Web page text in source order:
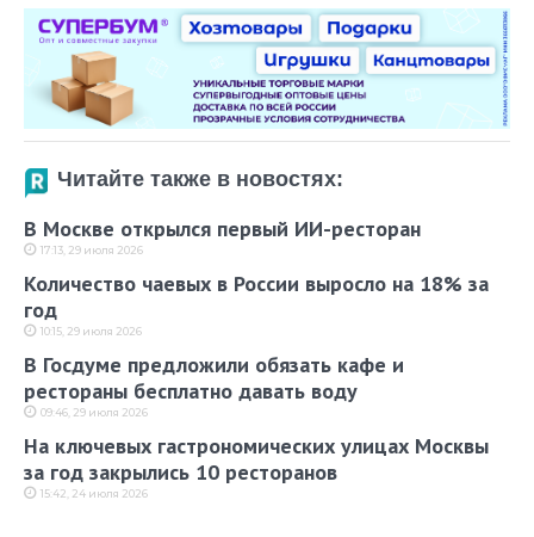
Читайте также в новостях:
В Москве открылся первый ИИ-ресторан
17:13, 29 июля 2026
Количество чаевых в России выросло на 18% за
год
10:15, 29 июля 2026
В Госдуме предложили обязать кафе и
рестораны бесплатно давать воду
09:46, 29 июля 2026
На ключевых гастрономических улицах Москвы
за год закрылись 10 ресторанов
15:42, 24 июля 2026